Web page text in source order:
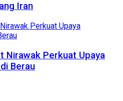
Iran
Nirawak Perkuat Upaya
Berau